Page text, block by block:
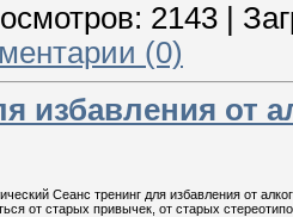
2143
(0)
избавления от
Сеанс тренинг для избавления от
от старых привычек, от старых